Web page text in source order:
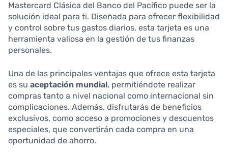
Mastercard Clásica del Banco del Pacífico puede ser la
solución ideal para ti. Diseñada para ofrecer flexibilidad
y control sobre tus gastos diarios, esta tarjeta es una
herramienta valiosa en la gestión de tus finanzas
personales.
Una de las principales ventajas que ofrece esta tarjeta
es su aceptación mundial, permitiéndote realizar
compras tanto a nivel nacional como internacional sin
complicaciones. Además, disfrutarás de beneficios
exclusivos, como acceso a promociones y descuentos
especiales, que convertirán cada compra en una
oportunidad de ahorro.